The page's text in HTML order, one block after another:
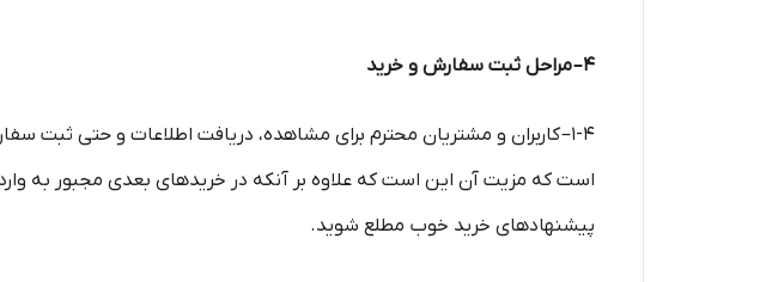
۴– مراحل ثبت سفارش و خرید
1-۴– کاربران و مشتریان محترم برای مشاهده، دریافت اطلاعات و حتی
است که مزیت آن این است که علاوه بر آنکه در خریدهای بعدی مجبور به
پیشنهادهای خرید خوب مطلع شوید.